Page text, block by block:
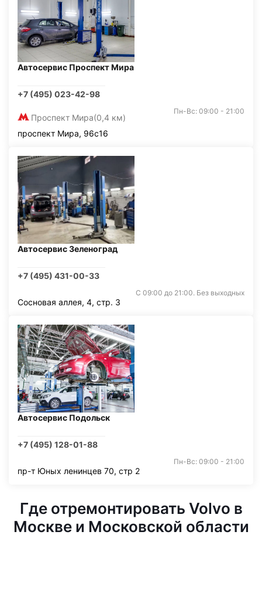
Автосервис Проспект Мира
+7 (495) 023-42-98
Проспект Мира(0,4 км)
Пн-Вс: 09:00 - 21:00
проспект Мира, 96с16
Автосервис Зеленоград
+7 (495) 431-00-33
С 09:00 до 21:00. Без выходных
Сосновая аллея, 4, стр. 3
Автосервис Подольск
+7 (495) 128-01-88
Пн-Вс: 09:00 - 21:00
пр-т Юных ленинцев 70, стр 2
Где отремонтировать Volvo в
Москве и Московской области